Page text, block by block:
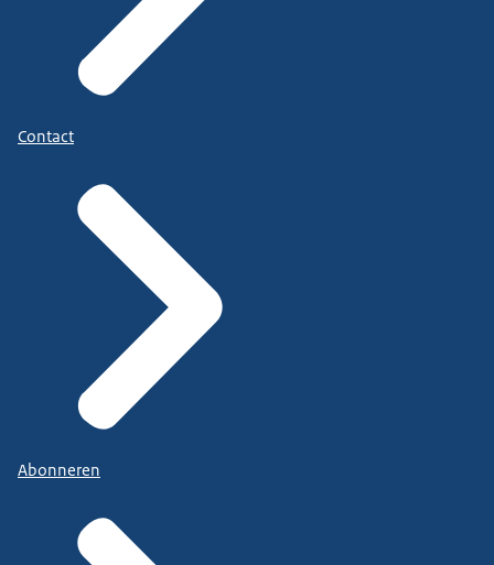
Contact
Abonneren